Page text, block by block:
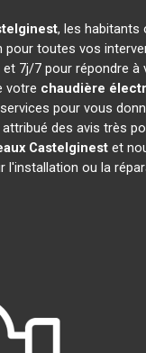
, les habitants
toutes vos
7j/7 pour répondre
votre chaudière
pour vous
des avis très
Castelginest et
l'installation ou la